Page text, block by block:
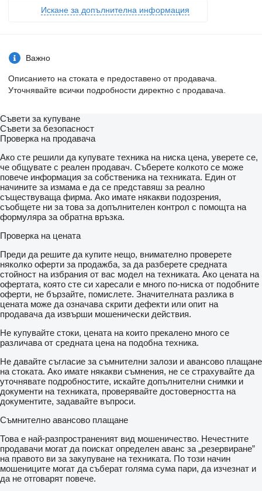
Искане за допълнителна информация
Важно
Описанието на стоката е предоставено от продавача.
Уточнявайте всички подробности директно с продавача.
Съвети за купуване
Съвети за безопасност
Проверка на продавача
Ако сте решили да купувате техника на ниска цена, уверете се,
че общувате с реален продавач. Съберете колкото се може
повече информация за собственика на техниката. Един от
начините за измама е да се представяш за реално
съществуваща фирма. Ако имате някакви подозрения,
съобщете ни за това за допълнителен контрол с помощта на
формуляра за обратна връзка.
Проверка на цената
Преди да решите да купите нещо, внимателно проверете
няколко оферти за продажба, за да разберете средната
стойност на избрания от вас модел на техниката. Ако цената на
офертата, която сте си харесали е много по-ниска от подобните
оферти, не бързайте, помислете. Значителната разлика в
цената може да означава скрити дефекти или опит на
продавача да извърши мошенически действия.
Не купувайте стоки, цената на които прекалено много се
различава от средната цена на подобна техника.
Не давайте съгласие за съмнителни залози и авансово плащане
на стоката. Ако имате някакви съмнения, не се страхувайте да
уточнявате подробностите, искайте допълнителни снимки и
документи на техниката, проверявайте достоверността на
документите, задавайте въпроси.
Съмнително авансово плащане
Това е най-разпространеният вид мошеничество. Нечестните
продавачи могат да поискат определен аванс за „резервиране”
на правото ви за закупуване на техниката. По този начин
мошениците могат да съберат голяма сума пари, да изчезнат и
да не отговарят повече.